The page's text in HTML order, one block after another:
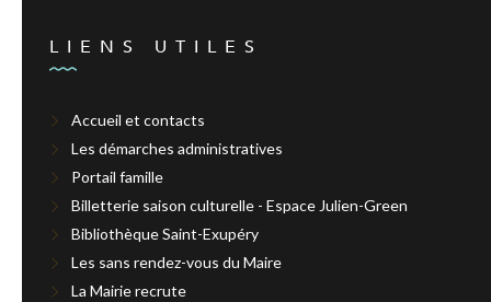
LIENS UTILES
Accueil et contacts
Les démarches administratives
Portail famille
Billetterie saison culturelle - Espace Julien-Green
Bibliothèque Saint-Exupéry
Les sans rendez-vous du Maire
La Mairie recrute